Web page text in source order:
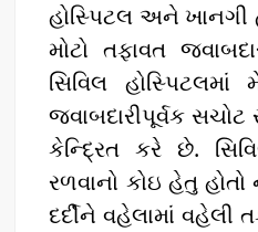
હોસ્પિટલ અને ખાનગી
મોટો તફાવત
સિવિલ હોસ્પિટલમાં
જવાબદારીપૂર્વક
કેન્દ્રિત કરે છે.
રળવાનો કોઇ હેતુ
દર્દીને વહેલામાં વહેલી